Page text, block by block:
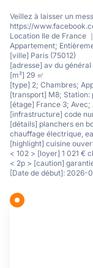
Veillez à laisser un
https://
Location Ile de France
Appartement;
[ville] Paris (75012)
[adresse] av du
[m²] 29 ㎡
[type] 2; Chambres;
[transport] M8; Station:
[étage] France 3; Avec;
[infrastructure] code
[détails] planchers en
chauffage électrique,
[highlight] cuisine
< 102 > [loyer] 1 021 €
< 2p > [caution]
[Date de début]: 2026-